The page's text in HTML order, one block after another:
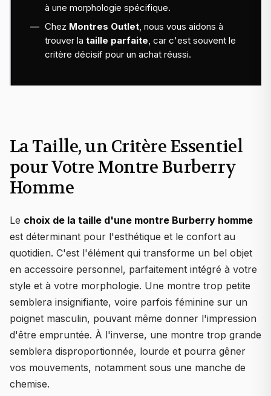
à une morphologie spécifique.
Chez Montres Outlet , nous vous aidons à
trouver la taille parfaite , car c'est souvent le
critère décisif pour un achat réussi.
La Taille, un Critère Essentiel
pour Votre Montre Burberry
Homme
Le choix de la taille d'une montre Burberry homme
est déterminant pour l'esthétique et le confort au
quotidien. C'est l'élément qui transforme un bel objet
en accessoire personnel, parfaitement intégré à votre
style et à votre morphologie. Une montre trop petite
semblera insignifiante, voire parfois féminine sur un
poignet masculin, pouvant même donner l'impression
d'être empruntée. À l'inverse, une montre trop grande
semblera disproportionnée, lourde et pourra gêner
vos mouvements, notamment sous une manche de
chemise.